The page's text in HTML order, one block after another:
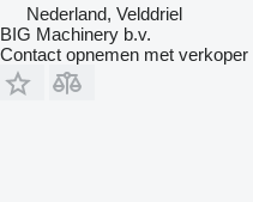
Nederland, Velddriel
BIG Machinery b.v.
Contact opnemen met verkoper